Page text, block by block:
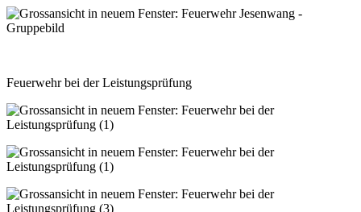
Feuerwehr bei der Leistungsprüfung